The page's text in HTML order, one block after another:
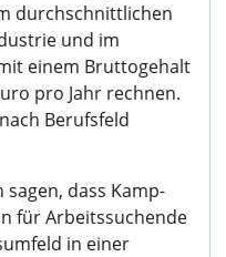
durchschnittlichen
und im
einem Bruttogehalt
pro Jahr rechnen.
Berufsfeld
dass Kamp-
für Arbeitssuchende
in einer